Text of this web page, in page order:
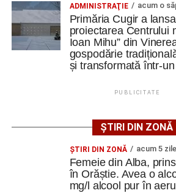
elementelor din lemn și a
parțială a șurii.
De asemenea, instalațiile
punct de vedere tehnic, fiind
Specialiștii apreciază însă că
stabilite în cadrul proiectului.
Spații pentru
ADMINISTRAŢIE acum o
Primăria Cugir a
proiectarea Centrului
Ioan Mihu” din
gospodărie
și transformată într-
PUBLICITATE
ȘTIRI DIN ZONĂ
ŞTIRI DIN ZONĂ acum 5 zile
Femeie din Alba,
în Orăștie. Avea o
mg/l alcool pur în